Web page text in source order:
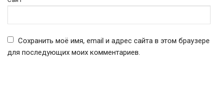
Сохранить моё имя, email и адрес сайта в этом браузере
для последующих моих комментариев.